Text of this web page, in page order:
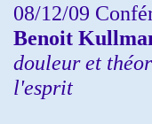
08/12/09
Benoit
douleur et
l'esprit